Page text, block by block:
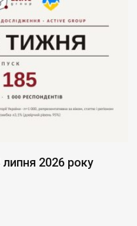
2026 року